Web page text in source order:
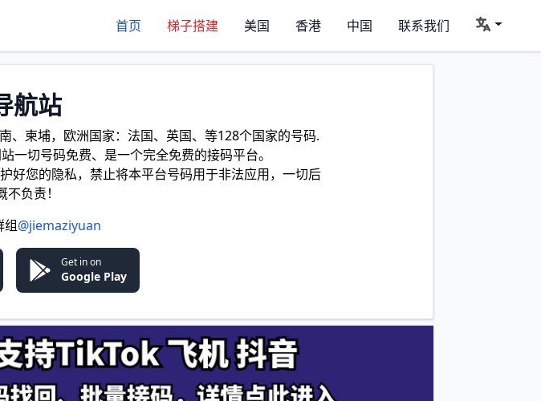
首页 梯子搭建 美国 香港 中国 联系我们
航站
、柬埔，欧洲国家：法国、英国、等128个国家的号码.
一切号码免费、是一个完全免费的接码平台。
好您的隐私，禁止将本平台号码用于非法应用，一切后
负责！
组@jiemaziyuan
Get in on
Google Play